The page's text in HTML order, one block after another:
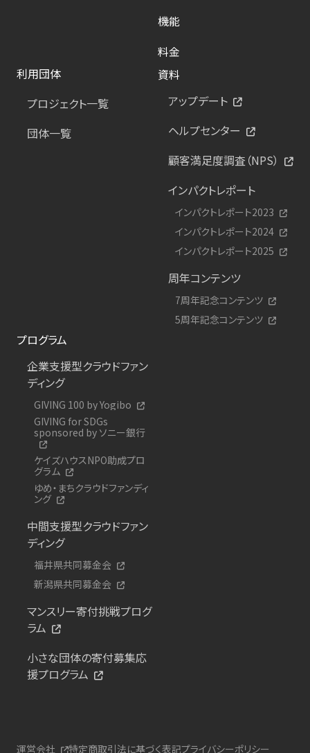
機能
料金
利用団体
プロジェクト一覧
団体一覧
資料
アップデート
ヘルプセンター
顧客満足度調査（NPS）
インパクトレポート
インパクトレポート2023
インパクトレポート2024
インパクトレポート2025
周年コンテンツ
7周年記念コンテンツ
5周年記念コンテンツ
プログラム
企業支援型クラウドファン
ディング
GIVING 100 by Yogibo
GIVING for SDGs
sponsored by ソニー銀行
ケイズハウスNPO助成プロ
グラム
ゆめ・まちクラウドファンディ
ング
中間支援型クラウドファン
ディング
福井県共同募金会
新潟県共同募金会
マンスリー寄付挑戦プログ
ラム
小さな団体の寄付募集応
援プログラム
運営会社 特定商取引法に基づく表記プライバシーポリシー